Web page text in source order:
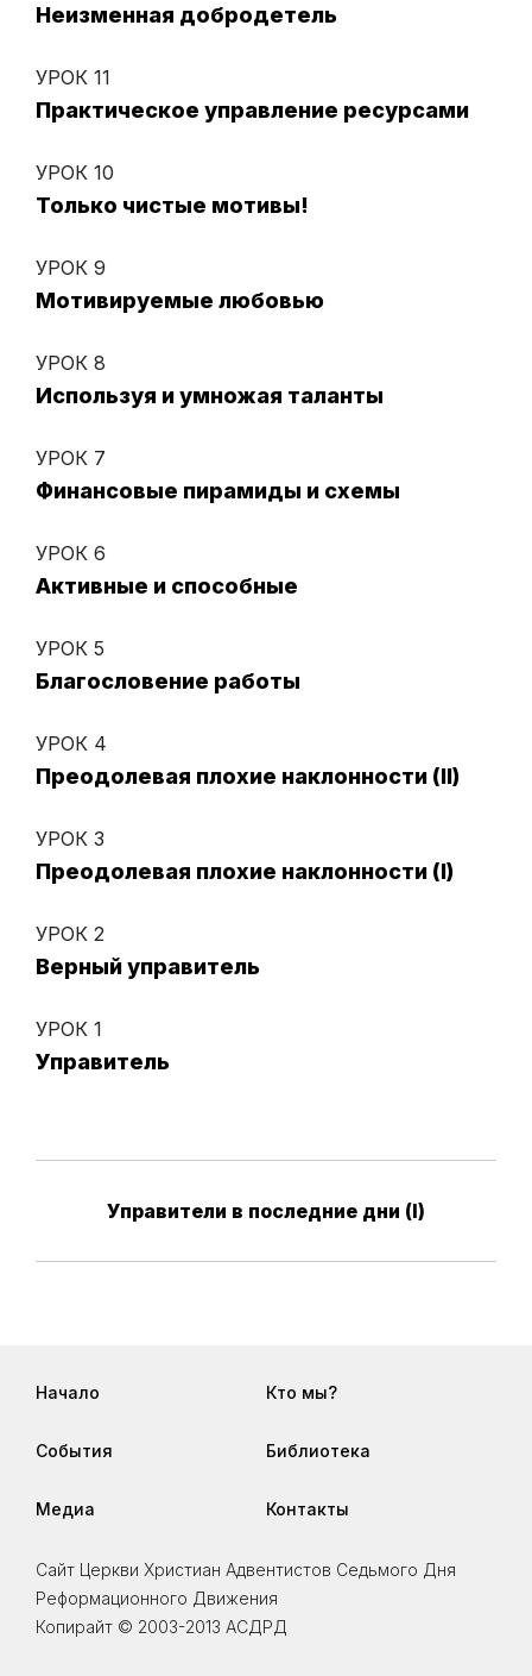
Неизменная добродетель
УРОК 11
Практическое управление ресурсами
УРОК 10
Только чистые мотивы!
УРОК 9
Мотивируемые любовью
УРОК 8
Используя и умножая таланты
УРОК 7
Финансовые пирамиды и схемы
УРОК 6
Активные и способные
УРОК 5
Благословение работы
УРОК 4
Преодолевая плохие наклонности (II)
УРОК 3
Преодолевая плохие наклонности (I)
УРОК 2
Верный управитель
УРОК 1
Управитель
Управители в последние дни (I)
Начало Кто мы?
События Библиотека
Медиа Контакты
Сайт Церкви Христиан Адвентистов Седьмого Дня
Реформационного Движения
Копирайт © 2003-2013 АСДРД